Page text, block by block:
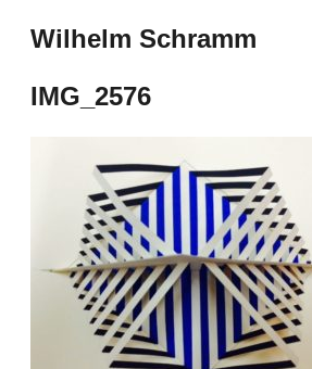
Inhalt
Wilhelm Schramm
and
IMG_2576